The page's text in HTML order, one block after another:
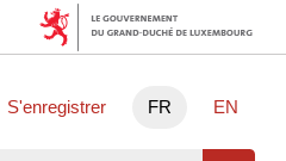
S'enregistrer FR EN